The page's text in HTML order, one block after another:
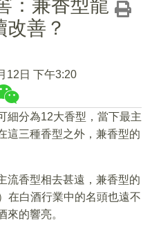
：兼香型龍
善？
12日 下午3:20
細分為12大香型，當下最主
這三種香型之外，兼香型的
流香型相去甚遠，兼香型的
在白酒行業中的名頭也遠不
來的響亮。